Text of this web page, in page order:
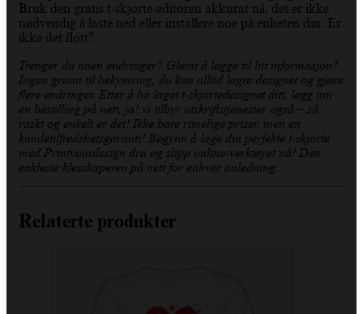
Bruk den gratis t-skjorte-editoren akkurat nå, det er ikke
nødvendig å laste ned eller installere noe på enheten din. Er
ikke det flott?
Trenger du noen endringer? Glemt å legge til litt informasjon?
Ingen grunn til bekymring, du kan alltid lagre designet og gjøre
flere endringer. Etter å ha laget t-skjortedesignet ditt, legg inn
en bestilling på nett, ja! vi tilbyr utskriftstjenester også – så
raskt og enkelt er det! Ikke bare rimelige priser, men en
kundetilfredshetsgaranti! Begynn å lage din perfekte t-skjorte
med Printyourdesign dra og slipp online-verktøyet nå! Den
enkleste klesskaperen på nett for enhver anledning.
Relaterte produkter